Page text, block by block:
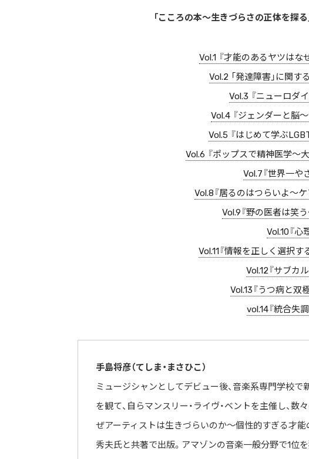
「こころの本〜生きづらさの正体を探
Vol.1 『才能のあるヤツはな
Vol.2 「発達障害」に関
Vol.3 『ニューロダ
Vol.4 『ジェンダーと脳
Vol.5 『はじめて学ぶ
Vol.6 『ポップスで精神医学〜
Vol.7『世界一や
Vol.8『居るのはつらいよ〜
Vol.9『野の医者は笑
Vol.10『心
Vol.11『情報を正しく選択
Vol.12『サブカ
Vol.13『うつ病と双
vol.14『統合失
手島将彦（てしま・まさひこ）
ミュージシャンとしてデビュー後、音楽系専門学校で
を観て、自らマンスリー・ライヴ・ベントを主催し、数
ぜアーティストは生きづらいのか～個性的すぎる才能
秀夫氏と共著で出版。アマゾンの音楽一般分野で1位